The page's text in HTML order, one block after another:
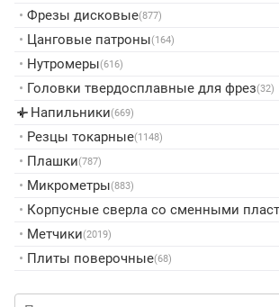
• Фрезы дисковые(877)
• Цанговые патроны(164)
• Нутромеры(616)
• Головки твердосплавные для фрез(32)
▸ Напильники(669)
• Резцы токарные(1148)
• Плашки(787)
• Микрометры(883)
• Корпусные сверла со сменными
• Метчики(2019)
• Плиты поверочные(68)